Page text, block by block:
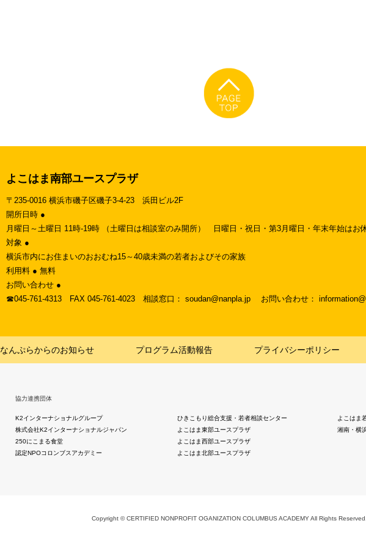
よこはま南部ユースプラザ
〒235-0016 横浜市磯子区磯子3-4-23 浜田ビル2F
開所日時 ●
月曜日～土曜日 11時-19時 （土曜日は相談室のみ開所）
日曜日・祝日・第3月曜日・年末年始はお
対象 ●
横浜市内にお住まいのおおむね15～40歳未満の若者およびその家族
利用料 ● 無料
お問い合わせ ●
☎︎045-761-4313 FAX 045-761-4023 相談窓口： soudan@nanpla.jp お問い合わせ：
なんぷらからのお知らせ プログラム活動報告 プライバシーポリシー
協力連携団体
K2インターナショナルグループ
株式会社K2インターナショナルジャパン
250にこまる食堂
認定NPOコロンブスアカデミー
ひきこもり総合支援・若者相談センター
よこはま東部ユースプラザ
よこはま西部ユースプラザ
よこはま北部ユースプラザ
よこはま
湘南・横
Copyright © CERTIFIED NONPROFIT OGANIZATION COLUMBUS ACADEMYAll Rights Reserved.